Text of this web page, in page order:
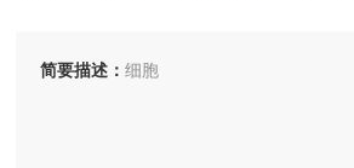
简要描述：细胞